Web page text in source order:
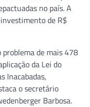
no país. A
de R$
problema de mais 478
da Lei do
Inacabadas,
o secretário
Barbosa.